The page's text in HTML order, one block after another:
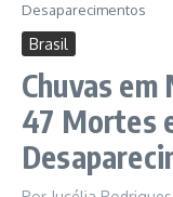
Desaparecimentos
Brasil
Chuvas em
47 Mortes